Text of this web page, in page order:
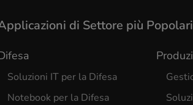
di Settore più Popolari
Soluzioni IT per la Difesa
Notebook per la Difesa